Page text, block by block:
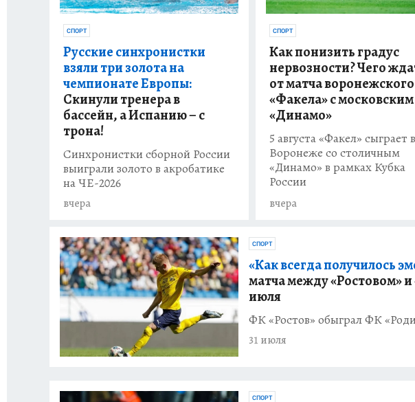
СПОРТ
Русские синхронистки
взяли три золота на
чемпионате Европы:
Скинули тренера в
бассейн, а Испанию – с
трона!
Синхронистки сборной России
выиграли золото в акробатике
на ЧЕ-2026
вчера
СПОРТ
Как понизить градус
нервозности? Чего
от матча воронежского
«Факела» с московским
«Динамо»
5 августа «Факел» сыграет в
Воронеже со столичным
«Динамо» в рамках Кубка
России
вчера
СПОРТ
«Как всегда получилось
матча между «Ростовом»
июля
ФК «Ростов» обыграл ФК
31 июля
СПОРТ